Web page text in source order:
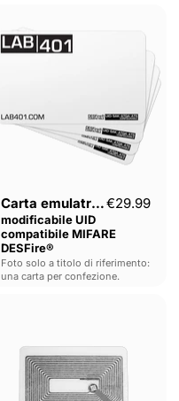
Carta emulatrice€29.99
modificabile UID
compatibile MIFARE
DESFire®
Foto solo a titolo di riferimento:
una carta per confezione.
UID
modificabile
ISO15693